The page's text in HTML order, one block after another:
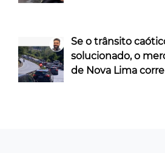
Se o trânsito
solucionado, o
de Nova Lima